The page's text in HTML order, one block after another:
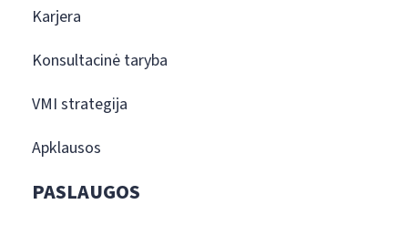
Karjera
Konsultacinė taryba
VMI strategija
Apklausos
PASLAUGOS